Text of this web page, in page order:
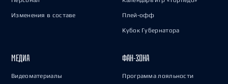
Изменения в составе Плей-офф
Кубок Губернатора
МЕДИА
Видеоматериалы
ФАН-ЗОНА
Программа лояльности